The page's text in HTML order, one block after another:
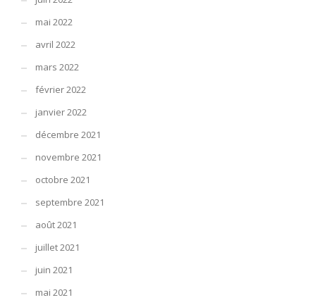
mai 2022
avril 2022
mars 2022
février 2022
janvier 2022
décembre 2021
novembre 2021
octobre 2021
septembre 2021
août 2021
juillet 2021
juin 2021
mai 2021